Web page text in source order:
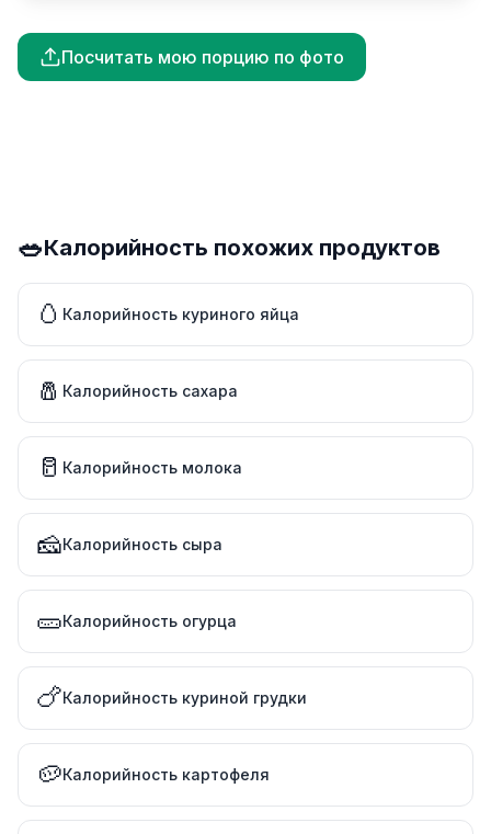
Посчитать мою порцию по фото
🥗Калорийность похожих продуктов
🥚 Калорийность куриного яйца
🧂 Калорийность сахара
🥛 Калорийность молока
🧀Калорийность сыра
🥒Калорийность огурца
🍗Калорийность куриной грудки
🥔Калорийность картофеля